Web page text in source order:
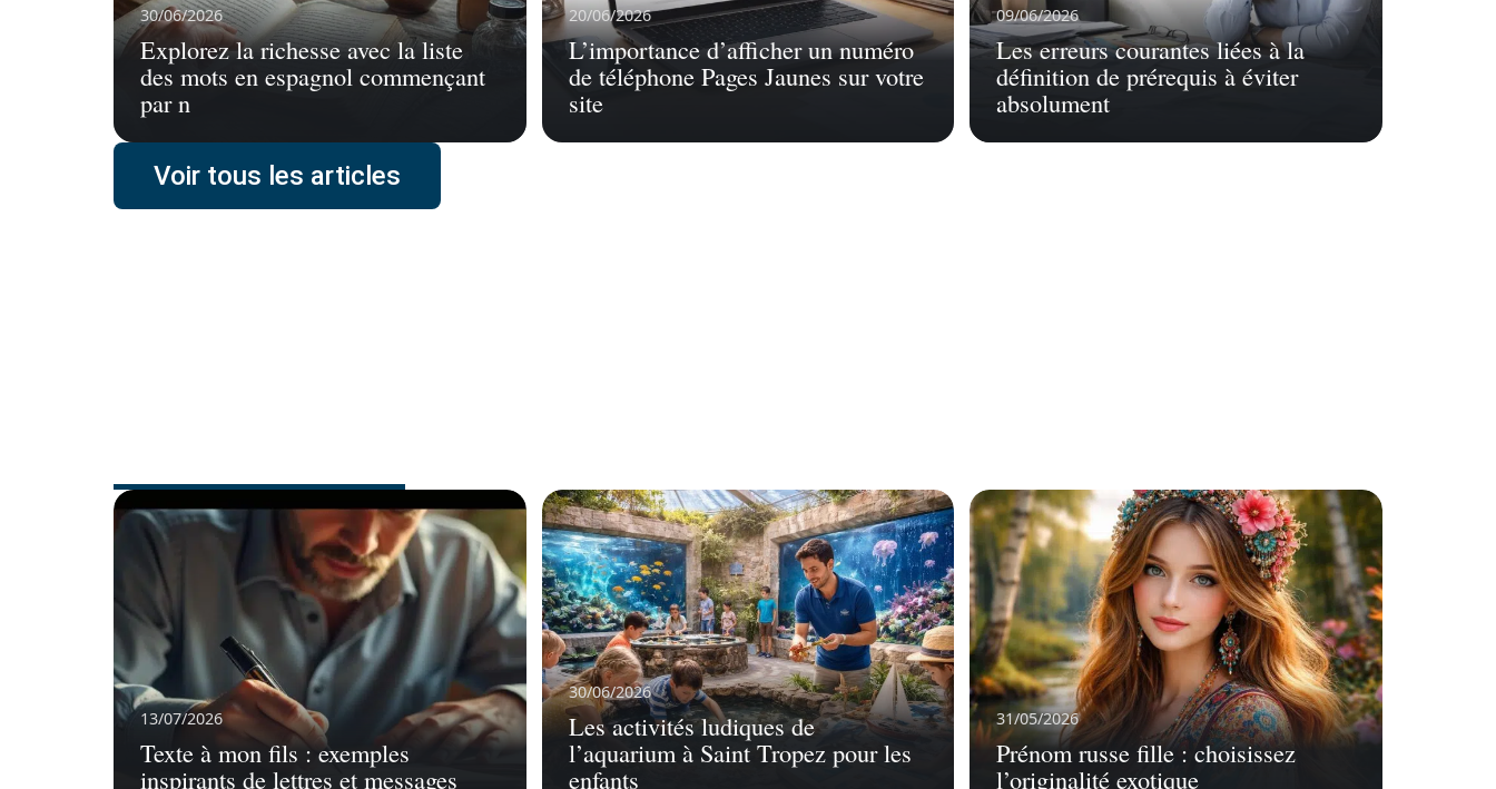
30/06/2026
Explorez la richesse avec la liste
des mots en espagnol commençant
par n
20/06/2026
L’importance d’afficher un numéro
de téléphone Pages Jaunes sur votre
site
09/06/2026
Les erreurs courantes liées à la
définition de prérequis à éviter
absolument
Voir tous les articles
13/07/2026
Texte à mon fils : exemples
inspirants de lettres et messages
30/06/2026
Les activités ludiques de
l’aquarium à Saint Tropez pour les
enfants
31/05/2026
Prénom russe fille : choisissez
l’originalité exotique